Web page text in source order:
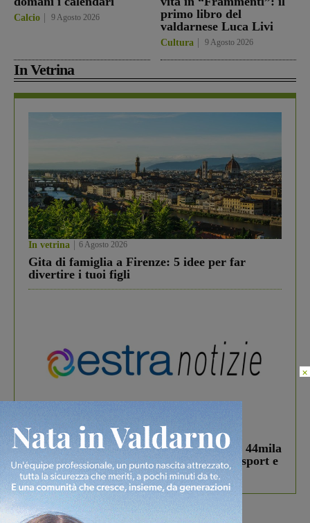
Calcio 9 Agosto 2026
primo libro del
valdarnese Luca Livi
Cultura 9 Agosto 2026
In Vetrina
In vetrina 6 Agosto 2026
Gita di famiglia a Firenze: 5 idee per far
divertire i tuoi figli
In vetrina 3 Agosto 2026
Estra Notizie agosto: Smart Cities, oltre 44mila
studenti coinvolti, torna il bando per lo sport e
debutta il podcast Estrair
×